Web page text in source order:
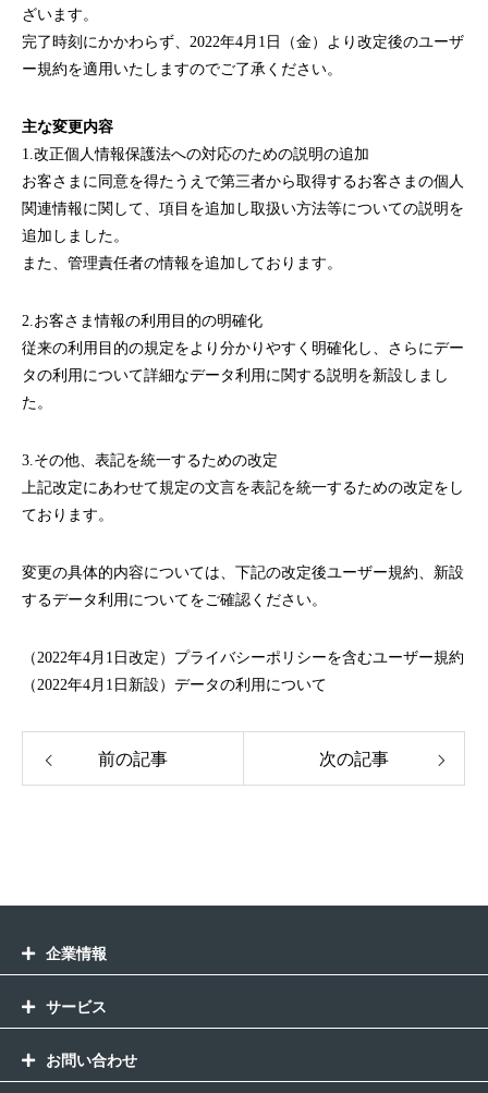
ざいます。
完了時刻にかかわらず、2022年4月1日（金）より改定後のユーザ
ー規約を適用いたしますのでご了承ください。
主な変更内容
1.改正個人情報保護法への対応のための説明の追加
お客さまに同意を得たうえで第三者から取得するお客さまの個人
関連情報に関して、項目を追加し取扱い方法等についての説明を
追加しました。
また、管理責任者の情報を追加しております。
2.お客さま情報の利用目的の明確化
従来の利用目的の規定をより分かりやすく明確化し、さらにデー
タの利用について詳細なデータ利用に関する説明を新設しまし
た。
3.その他、表記を統一するための改定
上記改定にあわせて規定の文言を表記を統一するための改定をし
ております。
変更の具体的内容については、下記の改定後ユーザー規約、新設
するデータ利用についてをご確認ください。
（2022年4月1日改定）プライバシーポリシーを含むユーザー規約
（2022年4月1日新設）データの利用について
前の記事 次の記事
企業情報
サービス
お問い合わせ